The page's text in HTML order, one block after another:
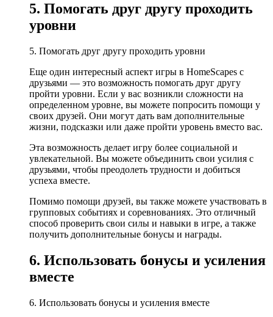
5. Помогать друг другу проходить
уровни
5. Помогать друг другу проходить уровни
Еще один интересный аспект игры в HomeScapes с
друзьями — это возможность помогать друг другу
пройти уровни. Если у вас возникли сложности на
определенном уровне, вы можете попросить помощи у
своих друзей. Они могут дать вам дополнительные
жизни, подсказки или даже пройти уровень вместо вас.
Эта возможность делает игру более социальной и
увлекательной. Вы можете объединить свои усилия с
друзьями, чтобы преодолеть трудности и добиться
успеха вместе.
Помимо помощи друзей, вы также можете участвовать в
групповых событиях и соревнованиях. Это отличный
способ проверить свои силы и навыки в игре, а также
получить дополнительные бонусы и награды.
6. Использовать бонусы и усиления
вместе
6. Использовать бонусы и усиления вместе